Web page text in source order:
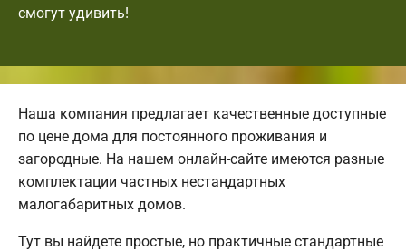
смогут удивить!
Наша компания предлагает качественные доступные
по цене дома для постоянного проживания и
загородные. На нашем онлайн-сайте имеются разные
комплектации частных нестандартных
малогабаритных домов.
Тут вы найдете простые, но практичные стандартные